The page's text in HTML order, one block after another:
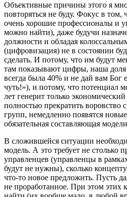
Объективные причины этого я
повторяться не буду. Фокус в том,
очень хорошие профессионалы и
можно найти), даже будучи
должности и обладая
(цифровизация) не в состоянии
сделать. И потому, что им будут
там показывают цифры, наша
всегда была 40% и не дай вам Бог
чуть!»), и потому, что потенциал
лет генерит только
полностью прекратить воровство
групп, немедленно появятся
обязательная составляющая
В сложившейся ситуации
модель. А это требует не столько
управленцев (управленцы в
будут не нужны), сколько
что-то новое предложить. Пусть
не проработанное. При этом этих